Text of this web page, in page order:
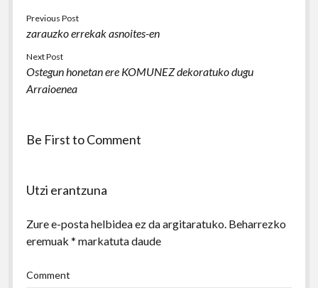
Previous Post
zarauzko errekak asnoites-en
Next Post
Ostegun honetan ere KOMUNEZ dekoratuko dugu
Arraioenea
Be First to Comment
Utzi erantzuna
Zure e-posta helbidea ez da argitaratuko. Beharrezko
eremuak * markatuta daude
Comment